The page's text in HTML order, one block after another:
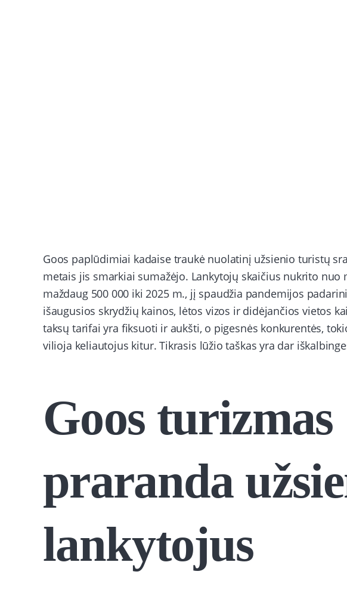
Goos paplūdimiai kadaise traukė nuolatinį užsienio turistų
metais jis smarkiai sumažėjo. Lankytojų skaičius nukrito nuo
maždaug 500 000 iki 2025 m., jį spaudžia pandemijos
išaugusios skrydžių kainos, lėtos vizos ir didėjančios vietos
taksų tarifai yra fiksuoti ir aukšti, o pigesnės konkurentės,
vilioja keliautojus kitur. Tikrasis lūžio taškas yra dar
Goos turizmas
praranda
lankytojus